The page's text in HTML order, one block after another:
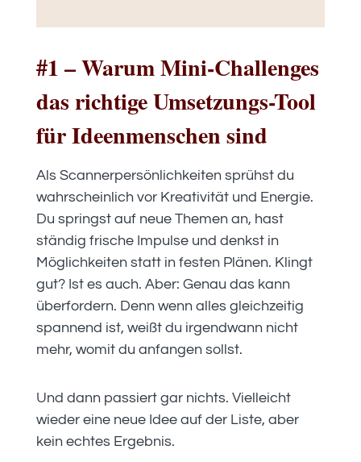
#1 – Warum Mini-Challenges
das richtige Umsetzungs-Tool
für Ideenmenschen sind
Als Scannerpersönlichkeiten sprühst du
wahrscheinlich vor Kreativität und Energie.
Du springst auf neue Themen an, hast
ständig frische Impulse und denkst in
Möglichkeiten statt in festen Plänen. Klingt
gut? Ist es auch. Aber: Genau das kann
überfordern. Denn wenn alles gleichzeitig
spannend ist, weißt du irgendwann nicht
mehr, womit du anfangen sollst.
Und dann passiert gar nichts. Vielleicht
wieder eine neue Idee auf der Liste, aber
kein echtes Ergebnis.